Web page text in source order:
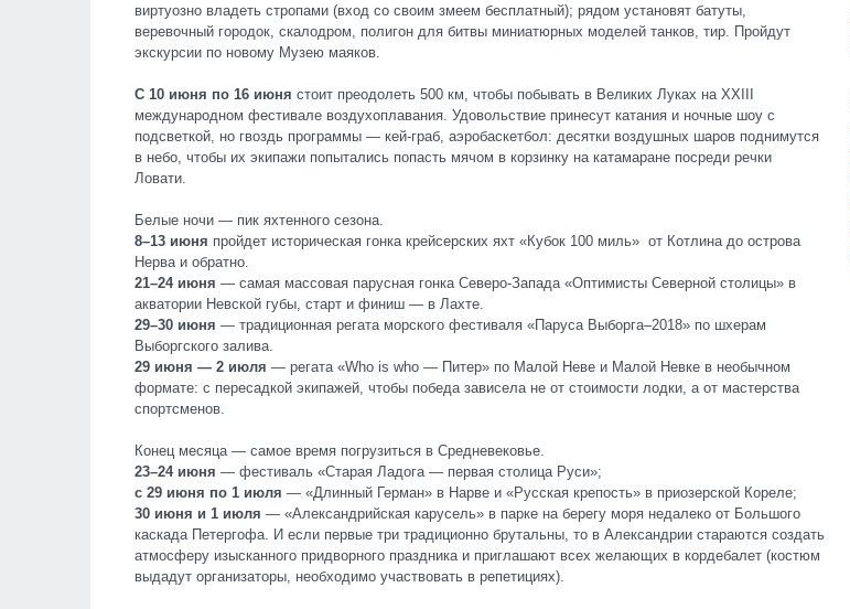
виртуозно владеть стропами (вход со своим змеем бесплатный); рядом установят батуты,
веревочный городок, скалодром, полигон для битвы миниатюрных моделей танков, тир. Пройдут
экскурсии по новому Музею маяков.
С 10 июня по 16 июня стоит преодолеть 500 км, чтобы побывать в Великих Луках на XXIII
международном фестивале воздухоплавания. Удовольствие принесут катания и ночные шоу с
подсветкой, но гвоздь программы — кей-граб, аэробаскетбол: десятки воздушных шаров поднимутся
в небо, чтобы их экипажи попытались попасть мячом в корзинку на катамаране посреди речки
Ловати.
Белые ночи — пик яхтенного сезона.
8–13 июня пройдет историческая гонка крейсерских яхт «Кубок 100 миль» от Котлина до острова
Нерва и обратно.
21–24 июня — самая массовая парусная гонка Северо-Запада «Оптимисты Северной столицы» в
акватории Невской губы, старт и финиш — в Лахте.
29–30 июня — традиционная регата морского фестиваля «Паруса Выборга–2018» по шхерам
Выборгского залива.
29 июня — 2 июля — регата «Who is who — Питер» по Малой Неве и Малой Невке в необычном
формате: с пересадкой экипажей, чтобы победа зависела не от стоимости лодки, а от мастерства
спортсменов.
Конец месяца — самое время погрузиться в Средневековье.
23–24 июня — фестиваль «Старая Ладога — первая столица Руси»;
с 29 июня по 1 июля — «Длинный Герман» в Нарве и «Русская крепость» в приозерской Кореле;
30 июня и 1 июля — «Александрийская карусель» в парке на берегу моря недалеко от Большого
каскада Петергофа. И если первые три традиционно брутальны, то в Александрии стараются создать
атмосферу изысканного придворного праздника и приглашают всех желающих в кордебалет (костюм
выдадут организаторы, необходимо участвовать в репетициях).